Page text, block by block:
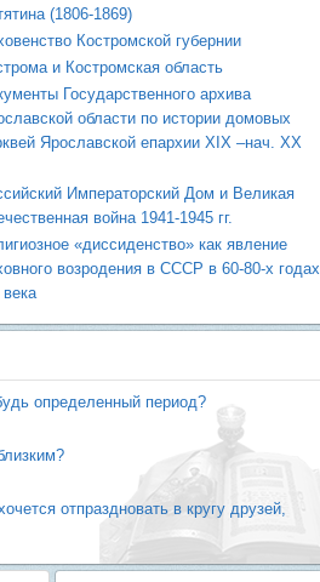
(1806-1869)
Костромской губернии
и Костромская область
Государственного архива
области по истории домовых
Ярославской епархии XIX –нач. ХХ
Императорский Дом и Великая
война 1941-1945 гг.
«диссиденство» как явление
возродения в СССР в 60-80-х годах
определенный период?
отпраздновать в кругу друзей,